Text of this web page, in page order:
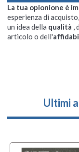
La tua opionione è
esperienza di
un idea della qualità ,
articolo o dell'
Ultimi